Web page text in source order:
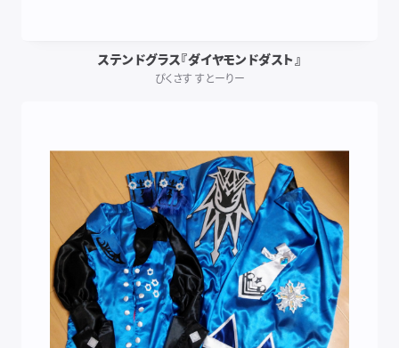
ステンドグラス『ダイヤモンドダスト』
ぴくさす すとーりー